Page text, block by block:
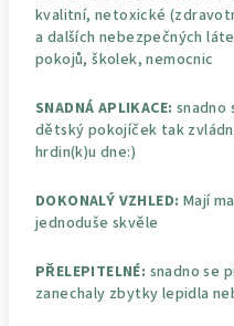
kvalitní, netoxické
a dalších nebezpečných
pokojů, školek, nemocnic
SNADNÁ APLIKACE: snadno
dětský pokojíček tak
hrdin(k)u dne:)
DOKONALÝ VZHLED: Mají
jednoduše skvěle
PŘELEPITELNÉ: snadno se
zanechaly zbytky lepidla